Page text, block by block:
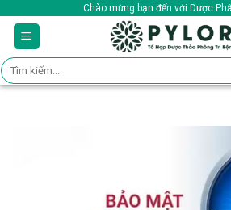
content
Chào mừng bạn đến với Dược
Tìm
kiếm: